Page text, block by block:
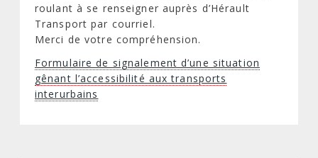
roulant à se renseigner auprès d’Hérault
Transport par courriel.
Merci de votre compréhension.
Formulaire de signalement d’une situation
gênant l’accessibilité aux transports
interurbains